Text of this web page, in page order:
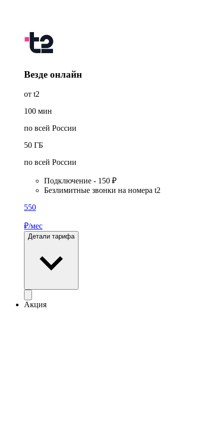
Везде онлайн
от t2
100 мин
по всей России
50 ГБ
по всей России
Подключение - 150 ₽
Безлимитные звонки на номера t2
550
₽/мес
Детали тарифа
Акция